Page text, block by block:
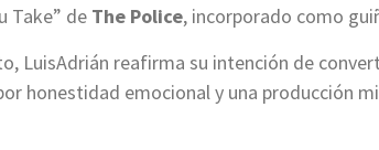
Take” de The Police, incorporado como
LuisAdrián reafirma su intención de
honestidad emocional y una producción